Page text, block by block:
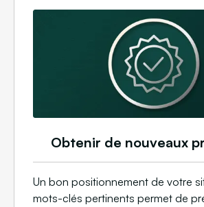
Obtenir de nouveaux
Un bon positionnement de votre
mots-clés pertinents permet de